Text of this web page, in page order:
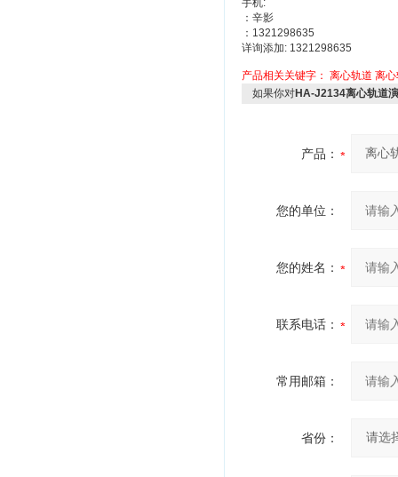
手机:
：辛影
：1321298635
详询添加: 1321298635
产品相关关键字： 离心轨道 离
如果你对HA-J2134离心轨道
产品：
您的单位：
您的姓名：
联系电话：
常用邮箱：
省份：